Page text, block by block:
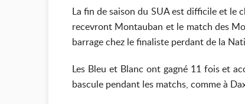
La fin de saison du SUA est difficile et le
recevront Montauban et le match des
barrage chez le finaliste perdant de la
Les Bleu et Blanc ont gagné 11 fois et
bascule pendant les matchs, comme à